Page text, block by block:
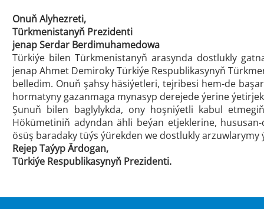
Onuň Alyhezreti,
Türkmenistanyň Prezidenti
jenap Serdar Berdimuhamedowa
Türkiýe bilen Türkmenistanyň arasynda dostlukly
jenap Ahmet Demiroky Türkiýe Respublikasynyň
belledim. Onuň şahsy häsiýetleri, tejribesi hem-de
hormatyny gazanmaga mynasyp derejede ýerine
Şunuň bilen baglylykda, ony hoşniýetli kabul
Hökümetiniň adyndan ähli beýan etjeklerine,
ösüş baradaky tüýs ýürekden we dostlukly
Rejep Taýyp Ärdogan,
Türkiýe Respublikasynyň Prezidenti.